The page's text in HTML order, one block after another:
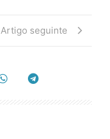
Artigo seguinte